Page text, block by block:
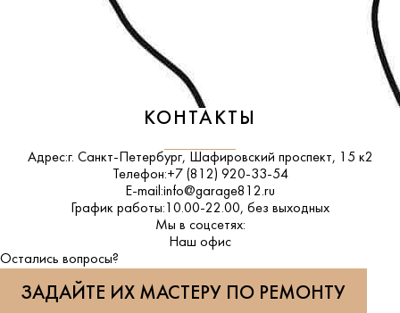
КОНТАКТЫ
Адрес:г. Санкт-Петербург, Шафировский проспект, 15 к2
Телефон:+7 (812) 920-33-54
E-mail:info@garage812.ru
График работы: 10.00-22.00, без выходных
Мы в соцсетях:
ВКонтакте
Наш офис
Остались вопросы?
ЗАДАЙТЕ ИХ МАСТЕРУ ПО РЕМОНТУ